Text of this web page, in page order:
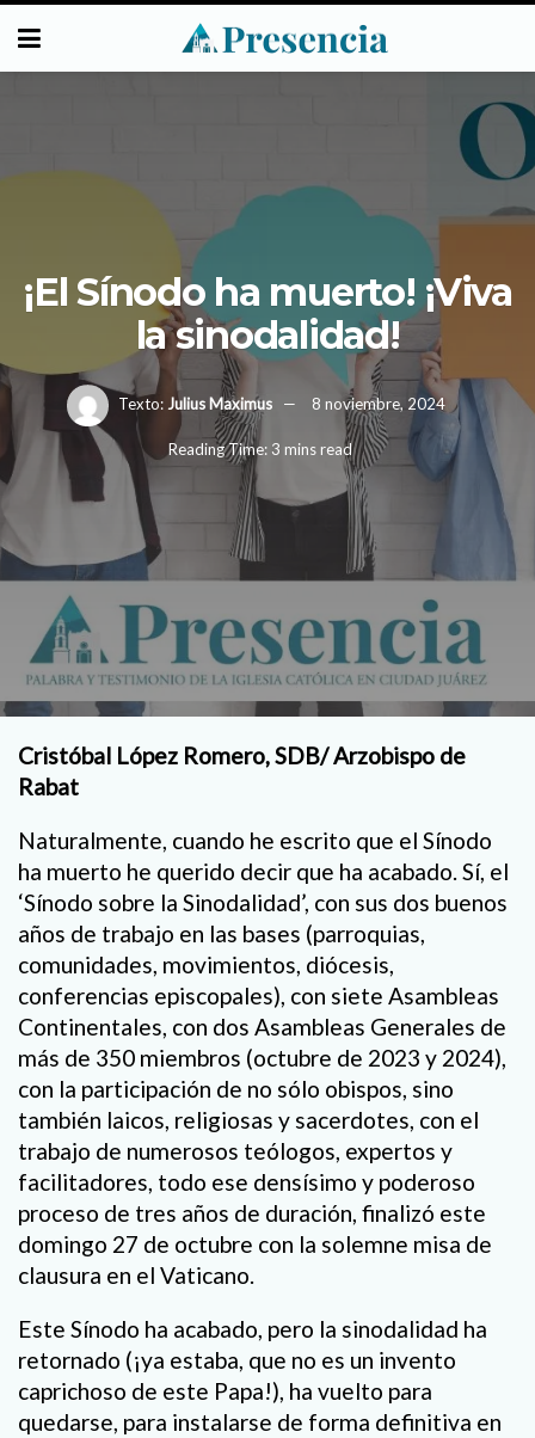
¡El Sínodo ha muerto! ¡Viva
la sinodalidad!
Texto: Julius Maximus 8 noviembre, 2024
Reading Time: 3 mins read
Cristóbal López Romero, SDB/ Arzobispo de
Rabat
Naturalmente, cuando he escrito que el Sínodo
ha muerto he querido decir que ha acabado. Sí, el
‘Sínodo sobre la Sinodalidad’, con sus dos buenos
años de trabajo en las bases (parroquias,
comunidades, movimientos, diócesis,
conferencias episcopales), con siete Asambleas
Continentales, con dos Asambleas Generales de
más de 350 miembros (octubre de 2023 y 2024),
con la participación de no sólo obispos, sino
también laicos, religiosas y sacerdotes, con el
trabajo de numerosos teólogos, expertos y
facilitadores, todo ese densísimo y poderoso
proceso de tres años de duración, finalizó este
domingo 27 de octubre con la solemne misa de
clausura en el Vaticano.
Este Sínodo ha acabado, pero la sinodalidad ha
retornado (¡ya estaba, que no es un invento
caprichoso de este Papa!), ha vuelto para
quedarse, para instalarse de forma definitiva en